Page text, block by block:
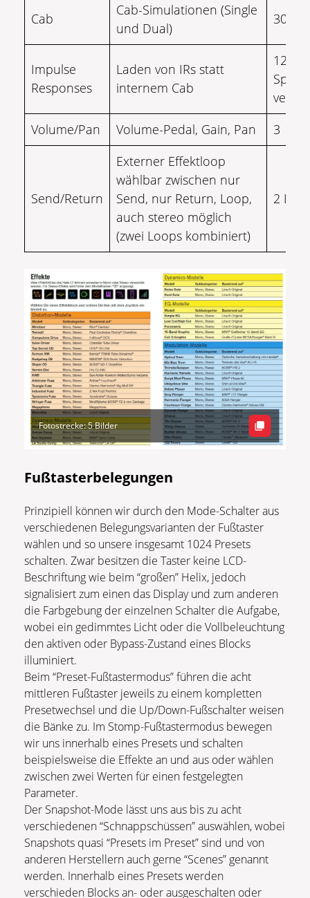
Cab
Cab-Simulationen (Single
und Dual)
30
Impulse
Responses
Laden von IRs statt
internem Cab
128
Volume/Pan
Volume-Pedal, Gain, Pan 3
Send/Return
Externer Effektloop
wählbar zwischen nur
Send, nur Return, Loop,
auch stereo möglich
(zwei Loops kombiniert)
2
Fotostrecke: 5 Bilder
Fußtasterbelegungen
Prinzipiell können wir durch den Mode-Schalter aus
verschiedenen Belegungsvarianten der Fußtaster
wählen und so unsere insgesamt 1024 Presets
schalten. Zwar besitzen die Taster keine LCD-
Beschriftung wie beim “großen” Helix, jedoch
signalisiert zum einen das Display und zum anderen
die Farbgebung der einzelnen Schalter die Aufgabe,
wobei ein gedimmtes Licht oder die Vollbeleuchtung
den aktiven oder Bypass-Zustand eines Blocks
illuminiert.
Beim “Preset-Fußtastermodus” führen die acht
mittleren Fußtaster jeweils zu einem kompletten
Presetwechsel und die Up/Down-Fußschalter weisen
die Bänke zu. Im Stomp-Fußtastermodus bewegen
wir uns innerhalb eines Presets und schalten
beispielsweise die Effekte an und aus oder wählen
zwischen zwei Werten für einen festgelegten
Parameter.
Der Snapshot-Mode lässt uns aus bis zu acht
verschiedenen “Schnappschüssen” auswählen, wobei
Snapshots quasi “Presets im Preset” sind und von
anderen Herstellern auch gerne “Scenes” genannt
werden. Innerhalb eines Presets werden
verschieden Blocks an- oder ausgeschalten oder